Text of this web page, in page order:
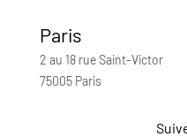
Paris
2 au 18 rue Saint-Victor
75005 Paris